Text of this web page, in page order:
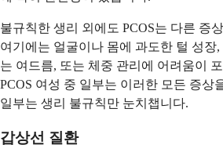
불규칙한 생리 외에도 PCOS는 다른 증
여기에는 얼굴이나 몸에 과도한 털 성장,
는 여드름, 또는 체중 관리에 어려움이
PCOS 여성 중 일부는 이러한 모든 증상
일부는 생리 불규칙만 눈치챕니다.
갑상선 질환